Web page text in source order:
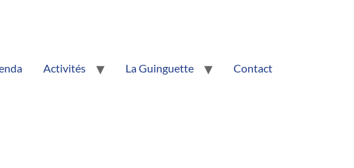
Activités La Guinguette Contact